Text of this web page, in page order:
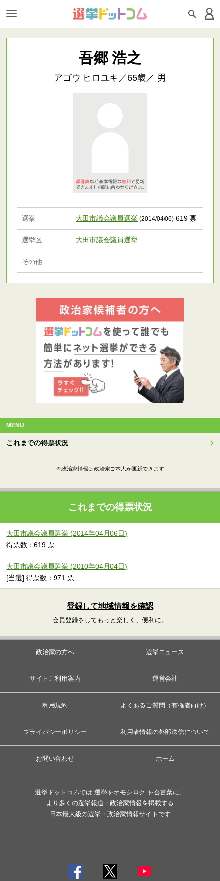
吾郷 浩之
アゴウ ヒロユキ／65歳／ 男
選挙 大田市議会議員選挙 (2014/04/06) 619 票
選挙区 大田市議会議員選挙
その他
MENU
これまでの得票状況
※政治家情報は政治家ご本人が更新できます
これまでの得票状況
大田市議会議員選挙 (2014年04月06日)
得票数：619 票
大田市議会議員選挙 (2010年04月04日)
[当選] 得票数：971 票
登録して地域情報を確認
会員登録をしてもっと楽しく、便利に。
政治家の方へ 選挙ニュース
サイトご利用案内 運営会社
利用規約 よくあるご質問（有権者向け）
プライバシーポリシー 利用者情報の外部送信について
お問い合わせ ホーム
選挙ドットコムでは”選挙をオモシロク”を合言葉に、
より多くの選挙報道・政治家情報を掲載する
日本最大級の選挙・政治家情報サイトです